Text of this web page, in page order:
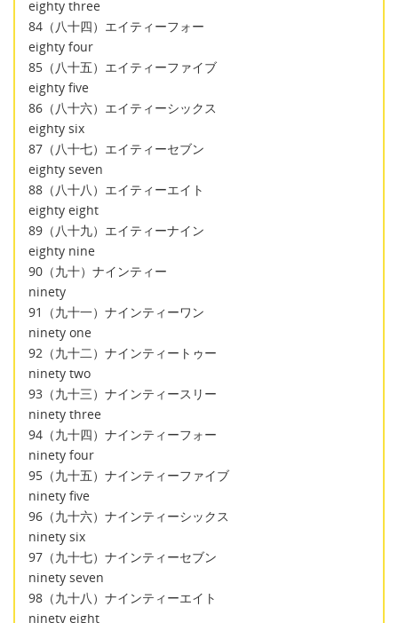
eighty three
84（八十四）エイティーフォー
eighty four
85（八十五）エイティーファイブ
eighty five
86（八十六）エイティーシックス
eighty six
87（八十七）エイティーセブン
eighty seven
88（八十八）エイティーエイト
eighty eight
89（八十九）エイティーナイン
eighty nine
90（九十）ナインティー
ninety
91（九十一）ナインティーワン
ninety one
92（九十二）ナインティートゥー
ninety two
93（九十三）ナインティースリー
ninety three
94（九十四）ナインティーフォー
ninety four
95（九十五）ナインティーファイブ
ninety five
96（九十六）ナインティーシックス
ninety six
97（九十七）ナインティーセブン
ninety seven
98（九十八）ナインティーエイト
ninety eight